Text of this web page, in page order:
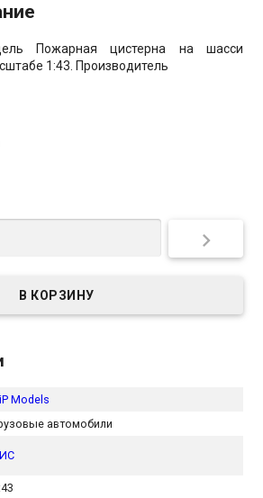
Пожарная цистерна на шасси
1:43. Производитель

Models
автомобили